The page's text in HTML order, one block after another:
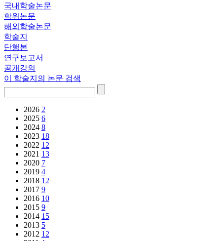
국내학술논문
학위논문
해외학술논문
학술지
단행본
연구보고서
공개강의
이 학술지의 논문 검색
2026 2
2025 6
2024 8
2023 18
2022 12
2021 13
2020 7
2019 4
2018 12
2017 9
2016 10
2015 9
2014 15
2013 5
2012 12